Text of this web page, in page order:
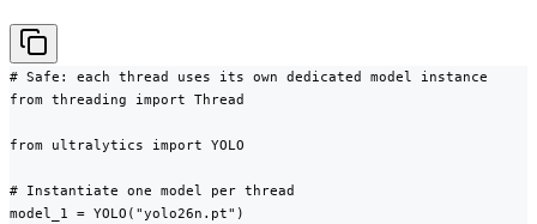
# Safe: each thread uses its own dedicated model instance
from threading import Thread
from ultralytics import YOLO
# Instantiate one model per thread
model_1 = YOLO("yolo26n.pt")